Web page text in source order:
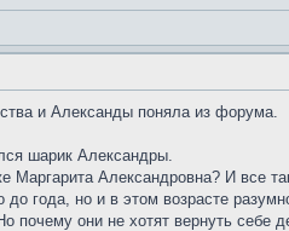
и Александы поняла из форума.
шарик Александры.
Александровна? И все
года, но и в этом возрасте
почему они не хотят вернуть